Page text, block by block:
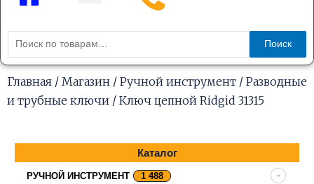
Искать:
Поиск
Главная / Магазин / Ручной инструмент / Разводные
и трубные ключи / Ключ цепной Ridgid 31315
Каталог
РУЧНОЙ ИНСТРУМЕНТ 1 488